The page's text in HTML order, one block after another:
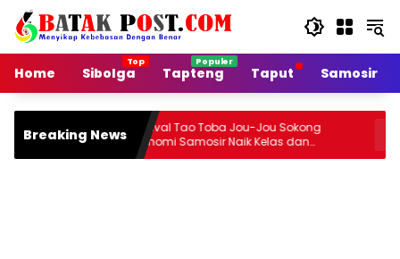
Langsung
konten
Home
Sibolga Tapteng Taput Samosir
Breaking News
Festival Tao Toba Jou-Jou Sokong
Ekonomi Samosir Naik Kelas dan
Pariwisata Menjadi Sumber Pertumbuhan